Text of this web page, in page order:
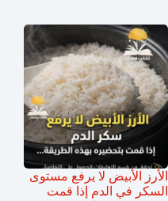
الأرز الأبيض لا يرفع مستوى
السكر في الدم إذا قمت